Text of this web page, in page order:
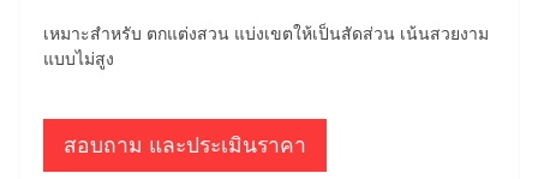
เหมาะสำหรับ ตกแต่งสวน แบ่งเขตให้เป็นสัดส่วน เน้นสวยงาม
แบบไม่สูง
สอบถาม และประเมินราคา